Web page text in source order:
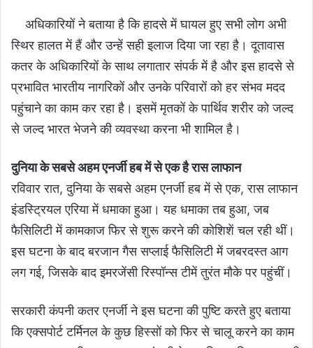
अधिकारियों ने बताया है कि हादसे में घायल हुए सभी लोग अभी
स्थिर हालत में हैं और उन्हें सही इलाज दिया जा रहा है। दूतावास
कतर के अधिकारियों के साथ लगातार संपर्क में है और इस हादसे से
प्रभावित भारतीय नागरिकों और उनके परिवारों को हर संभव मदद
पहुंचाने का काम कर रहा है। इसमें मृतकों के पार्थिव शरीर को जल्द
से जल्द भारत भेजने की व्यवस्था करना भी शामिल है।
दुनिया के सबसे अहम एनर्जी हब में से एक है रास लाफान
रविवार रात, दुनिया के सबसे अहम एनर्जी हब में से एक, रास लाफान
इंडस्ट्रियल एरिया में धमाका हुआ। यह धमाका तब हुआ, जब
फैसिलिटी में कामकाज फिर से शुरू करने की कोशिशें चल रही थीं।
इस घटना के बाद बरजान गैस सप्लाई फैसिलिटी में जबरदस्त आग
लग गई, जिसके बाद इमरजेंसी रिस्पॉन्स टीमें तुरंत मौके पर पहुंचीं।
सरकारी कंपनी कतर एनर्जी ने इस घटना की पुष्टि करते हुए बताया
कि एक्सपोर्ट टर्मिनल के कुछ हिस्सों को फिर से चालू करने का काम